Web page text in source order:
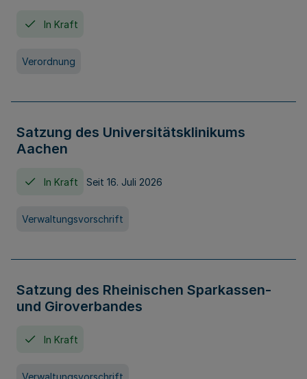
In Kraft
Verordnung
Satzung des Universitätsklinikums
Aachen
In Kraft Seit 16. Juli 2026
Verwaltungsvorschrift
Satzung des Rheinischen Sparkassen-
und Giroverbandes
In Kraft
Verwaltungsvorschrift